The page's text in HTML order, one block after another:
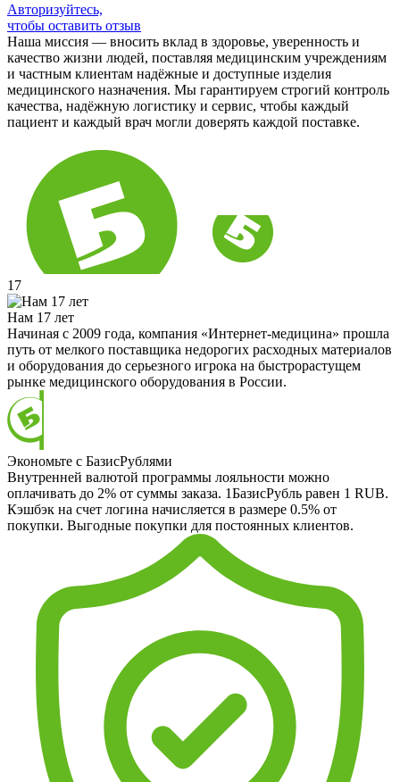
Авторизуйтесь,
чтобы оставить отзыв
Наша миссия — вносить вклад в здоровье, уверенность и
качество жизни людей, поставляя медицинским учреждениям
и частным клиентам надёжные и доступные изделия
медицинского назначения. Мы гарантируем строгий контроль
качества, надёжную логистику и сервис, чтобы каждый
пациент и каждый врач могли доверять каждой поставке.
17
Нам 17 лет
Начиная с 2009 года, компания «Интернет-медицина» прошла
путь от мелкого поставщика недорогих расходных материалов
и оборудования до серьезного игрока на быстрорастущем
рынке медицинского оборудования в России.
Экономьте с БазисРублями
Внутренней валютой программы лояльности можно
оплачивать до 2% от суммы заказа. 1БазисРубль равен 1 RUB.
Кэшбэк на счет логина начисляется в размере 0.5% от
покупки. Выгодные покупки для постоянных клиентов.